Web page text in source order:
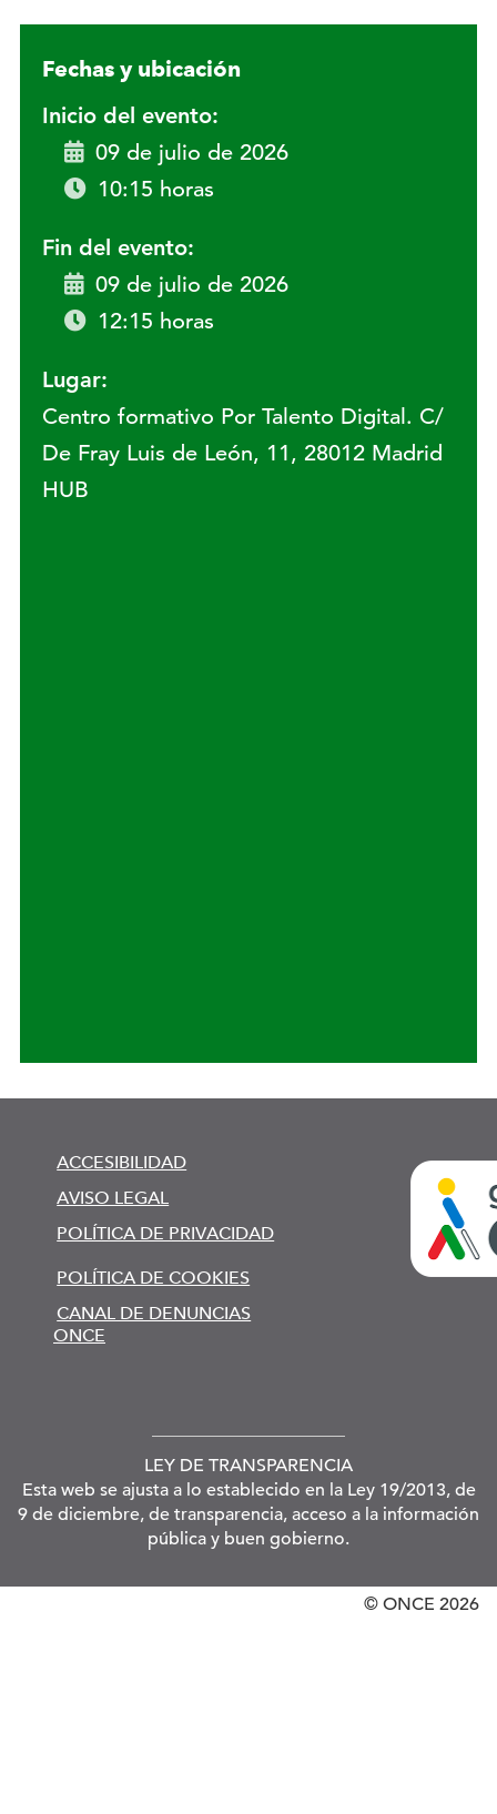
Fechas y ubicación
Inicio del evento:
09 de julio de 2026
10:15 horas
Fin del evento:
09 de julio de 2026
12:15 horas
Lugar:
Centro formativo Por Talento Digital. C/
De Fray Luis de León, 11, 28012 Madrid
HUB
ACCESIBILIDAD
AVISO LEGAL
POLÍTICA DE PRIVACIDAD
POLÍTICA DE COOKIES
CANAL DE DENUNCIAS
ONCE
LEY DE TRANSPARENCIA
Esta web se ajusta a lo establecido en la Ley 19/2013, de
9 de diciembre, de transparencia, acceso a la información
pública y buen gobierno.
© ONCE 2026